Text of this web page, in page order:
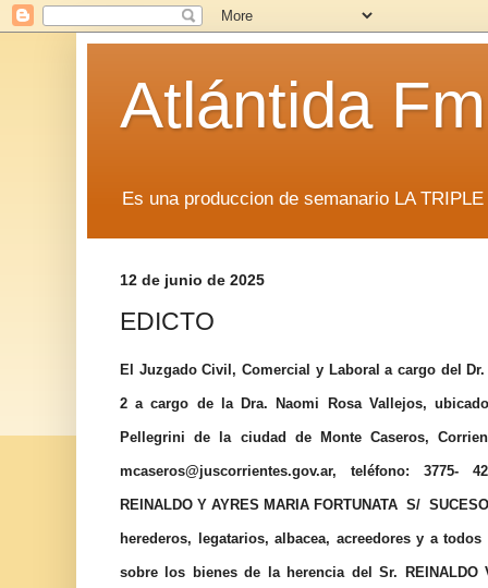
Atlántida
Es una produccion de semanario LA
12 de junio de 2025
EDICTO
El Juzgado Civil, Comercial y Laboral a cargo del
2 a cargo de la Dra. Naomi Rosa Vallejos,
Pellegrini de la ciudad de Monte Caseros,
mcaseros@juscorrientes.gov.ar, teléfono: 3775-
REINALDO Y AYRES MARIA FORTUNATA S/
herederos, legatarios, albacea, acreedores y a
sobre los bienes de la herencia del Sr. REINALDO